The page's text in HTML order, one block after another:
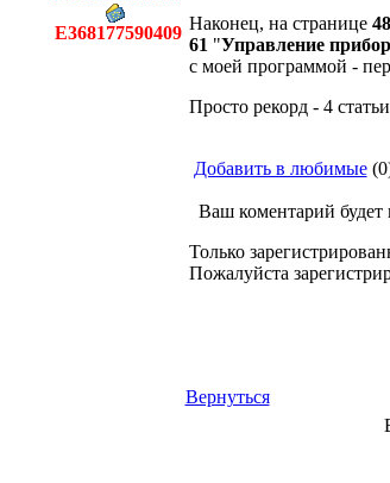
E368177590409 Наконец, на странице 48
61 "Управление
с моей программой -
Просто рекорд - 4
Добавить в любимые
Ваш коментарий
Только
Пожалуйста
Вернуться